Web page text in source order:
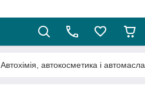
Автохімія, автокосметика і